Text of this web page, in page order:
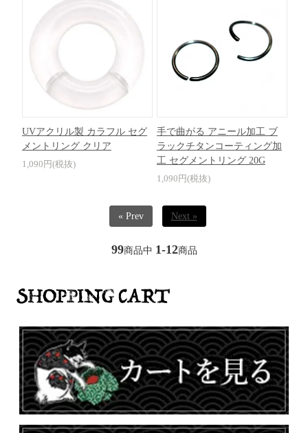
UVアクリル製 カラフル セグ
メントリング クリア
1,090円(税抜)
手で曲がる アニール加工 ブ
ラックチタンコーティング加
工 セグメントリング 20G
1,090円(税抜)
« Prev Next »
99商品中 1-12商品